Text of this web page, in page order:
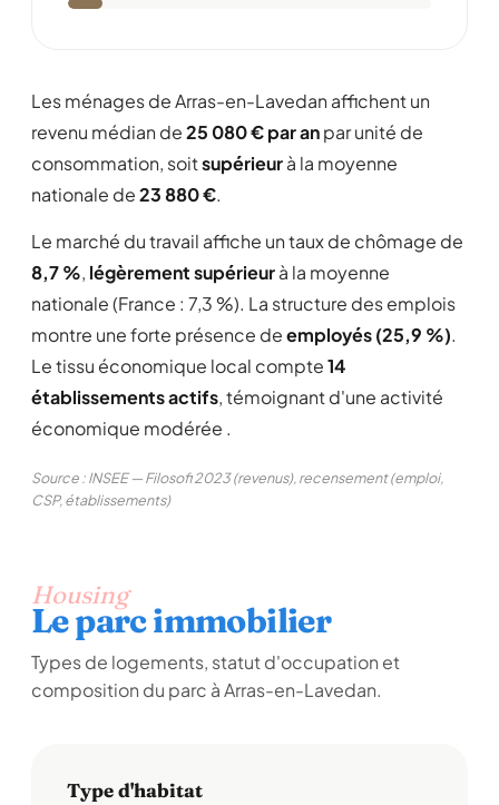
Les ménages de Arras-en-Lavedan affichent un
revenu médian de25 080 € par anpar unité de
consommation, soitsupérieurà la moyenne
nationale de23 880 €.
Le marché du travail affiche un taux de chômage de
8,7 %, légèrement supérieurà la moyenne
nationale (France : 7,3 %). La structure des emplois
montre une forte présence deemployés (25,9 %).
Le tissu économique local compte14
établissements actifs, témoignant d'une activité
économique modérée .
Source : INSEE — Filosofi 2023 (revenus), recensement (emploi,
CSP, établissements)
Housing
Le parc immobilier
Types de logements, statut d'occupation et
composition du parc à Arras-en-Lavedan.
Type d'habitat